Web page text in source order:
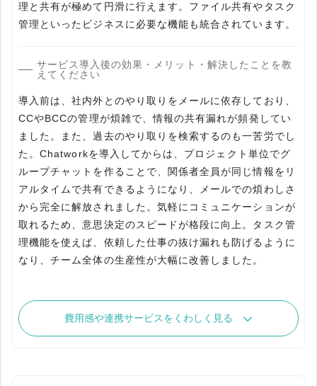
理と共有が極めて円滑に行えます。ファイル共有やタスク
管理といったビジネスに必要な機能も統合されています。
サービス導入後の効果・メリット・解決したことを教
えてください
導入前は、社内外とのやり取りをメールに依存しており、
CCやBCCの管理が煩雑で、情報の共有漏れが頻発してい
ました。また、過去のやり取りを検索するのも一苦労でし
た。Chatworkを導入してからは、プロジェクト単位でグ
ループチャットを作ることで、関係者全員が同じ情報をリ
アルタイムで共有できるようになり、メールでの煩わしさ
から完全に解放されました。気軽にコミュニケーションが
取れるため、意思決定のスピードが格段に向上。タスク管
理機能を使えば、依頼した仕事の抜け漏れも防げるように
なり、チーム全体の生産性が大幅に改善しました。
費用感や連携サービスをくわしく見る